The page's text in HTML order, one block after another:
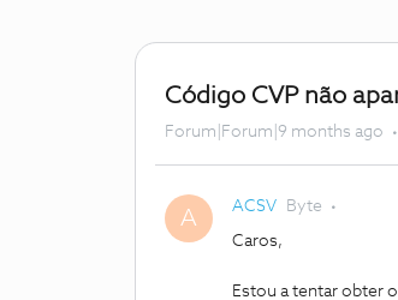
Código CVP não
Forum|Forum|9 months ago
A ACSV Byte
Caros,
Estou a tentar obter